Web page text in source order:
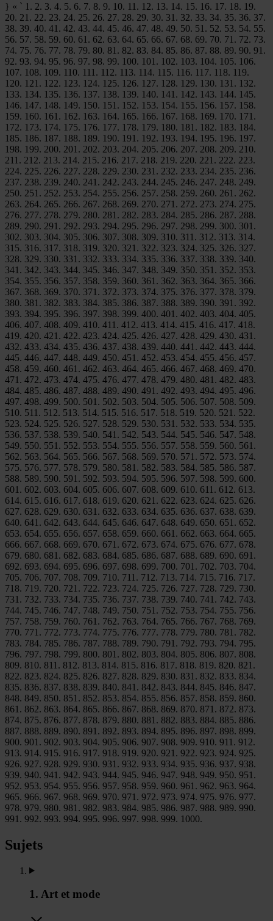
} « ` 1. 2. 3. 4. 5. 6. 7. 8. 9. 10. 11. 12. 13. 14. 15. 16. 17. 18. 19.
20. 21. 22. 23. 24. 25. 26. 27. 28. 29. 30. 31. 32. 33. 34. 35. 36. 37.
38. 39. 40. 41. 42. 43. 44. 45. 46. 47. 48. 49. 50. 51. 52. 53. 54. 55.
56. 57. 58. 59. 60. 61. 62. 63. 64. 65. 66. 67. 68. 69. 70. 71. 72. 73.
74. 75. 76. 77. 78. 79. 80. 81. 82. 83. 84. 85. 86. 87. 88. 89. 90. 91.
92. 93. 94. 95. 96. 97. 98. 99. 100. 101. 102. 103. 104. 105. 106.
107. 108. 109. 110. 111. 112. 113. 114. 115. 116. 117. 118. 119.
120. 121. 122. 123. 124. 125. 126. 127. 128. 129. 130. 131. 132.
133. 134. 135. 136. 137. 138. 139. 140. 141. 142. 143. 144. 145.
146. 147. 148. 149. 150. 151. 152. 153. 154. 155. 156. 157. 158.
159. 160. 161. 162. 163. 164. 165. 166. 167. 168. 169. 170. 171.
172. 173. 174. 175. 176. 177. 178. 179. 180. 181. 182. 183. 184.
185. 186. 187. 188. 189. 190. 191. 192. 193. 194. 195. 196. 197.
198. 199. 200. 201. 202. 203. 204. 205. 206. 207. 208. 209. 210.
211. 212. 213. 214. 215. 216. 217. 218. 219. 220. 221. 222. 223.
224. 225. 226. 227. 228. 229. 230. 231. 232. 233. 234. 235. 236.
237. 238. 239. 240. 241. 242. 243. 244. 245. 246. 247. 248. 249.
250. 251. 252. 253. 254. 255. 256. 257. 258. 259. 260. 261. 262.
263. 264. 265. 266. 267. 268. 269. 270. 271. 272. 273. 274. 275.
276. 277. 278. 279. 280. 281. 282. 283. 284. 285. 286. 287. 288.
289. 290. 291. 292. 293. 294. 295. 296. 297. 298. 299. 300. 301.
302. 303. 304. 305. 306. 307. 308. 309. 310. 311. 312. 313. 314.
315. 316. 317. 318. 319. 320. 321. 322. 323. 324. 325. 326. 327.
328. 329. 330. 331. 332. 333. 334. 335. 336. 337. 338. 339. 340.
341. 342. 343. 344. 345. 346. 347. 348. 349. 350. 351. 352. 353.
354. 355. 356. 357. 358. 359. 360. 361. 362. 363. 364. 365. 366.
367. 368. 369. 370. 371. 372. 373. 374. 375. 376. 377. 378. 379.
380. 381. 382. 383. 384. 385. 386. 387. 388. 389. 390. 391. 392.
393. 394. 395. 396. 397. 398. 399. 400. 401. 402. 403. 404. 405.
406. 407. 408. 409. 410. 411. 412. 413. 414. 415. 416. 417. 418.
419. 420. 421. 422. 423. 424. 425. 426. 427. 428. 429. 430. 431.
432. 433. 434. 435. 436. 437. 438. 439. 440. 441. 442. 443. 444.
445. 446. 447. 448. 449. 450. 451. 452. 453. 454. 455. 456. 457.
458. 459. 460. 461. 462. 463. 464. 465. 466. 467. 468. 469. 470.
471. 472. 473. 474. 475. 476. 477. 478. 479. 480. 481. 482. 483.
484. 485. 486. 487. 488. 489. 490. 491. 492. 493. 494. 495. 496.
497. 498. 499. 500. 501. 502. 503. 504. 505. 506. 507. 508. 509.
510. 511. 512. 513. 514. 515. 516. 517. 518. 519. 520. 521. 522.
523. 524. 525. 526. 527. 528. 529. 530. 531. 532. 533. 534. 535.
536. 537. 538. 539. 540. 541. 542. 543. 544. 545. 546. 547. 548.
549. 550. 551. 552. 553. 554. 555. 556. 557. 558. 559. 560. 561.
562. 563. 564. 565. 566. 567. 568. 569. 570. 571. 572. 573. 574.
575. 576. 577. 578. 579. 580. 581. 582. 583. 584. 585. 586. 587.
588. 589. 590. 591. 592. 593. 594. 595. 596. 597. 598. 599. 600.
601. 602. 603. 604. 605. 606. 607. 608. 609. 610. 611. 612. 613.
614. 615. 616. 617. 618. 619. 620. 621. 622. 623. 624. 625. 626.
627. 628. 629. 630. 631. 632. 633. 634. 635. 636. 637. 638. 639.
640. 641. 642. 643. 644. 645. 646. 647. 648. 649. 650. 651. 652.
653. 654. 655. 656. 657. 658. 659. 660. 661. 662. 663. 664. 665.
666. 667. 668. 669. 670. 671. 672. 673. 674. 675. 676. 677. 678.
679. 680. 681. 682. 683. 684. 685. 686. 687. 688. 689. 690. 691.
692. 693. 694. 695. 696. 697. 698. 699. 700. 701. 702. 703. 704.
705. 706. 707. 708. 709. 710. 711. 712. 713. 714. 715. 716. 717.
718. 719. 720. 721. 722. 723. 724. 725. 726. 727. 728. 729. 730.
731. 732. 733. 734. 735. 736. 737. 738. 739. 740. 741. 742. 743.
744. 745. 746. 747. 748. 749. 750. 751. 752. 753. 754. 755. 756.
757. 758. 759. 760. 761. 762. 763. 764. 765. 766. 767. 768. 769.
770. 771. 772. 773. 774. 775. 776. 777. 778. 779. 780. 781. 782.
783. 784. 785. 786. 787. 788. 789. 790. 791. 792. 793. 794. 795.
796. 797. 798. 799. 800. 801. 802. 803. 804. 805. 806. 807. 808.
809. 810. 811. 812. 813. 814. 815. 816. 817. 818. 819. 820. 821.
822. 823. 824. 825. 826. 827. 828. 829. 830. 831. 832. 833. 834.
835. 836. 837. 838. 839. 840. 841. 842. 843. 844. 845. 846. 847.
848. 849. 850. 851. 852. 853. 854. 855. 856. 857. 858. 859. 860.
861. 862. 863. 864. 865. 866. 867. 868. 869. 870. 871. 872. 873.
874. 875. 876. 877. 878. 879. 880. 881. 882. 883. 884. 885. 886.
887. 888. 889. 890. 891. 892. 893. 894. 895. 896. 897. 898. 899.
900. 901. 902. 903. 904. 905. 906. 907. 908. 909. 910. 911. 912.
913. 914. 915. 916. 917. 918. 919. 920. 921. 922. 923. 924. 925.
926. 927. 928. 929. 930. 931. 932. 933. 934. 935. 936. 937. 938.
939. 940. 941. 942. 943. 944. 945. 946. 947. 948. 949. 950. 951.
952. 953. 954. 955. 956. 957. 958. 959. 960. 961. 962. 963. 964.
965. 966. 967. 968. 969. 970. 971. 972. 973. 974. 975. 976. 977.
978. 979. 980. 981. 982. 983. 984. 985. 986. 987. 988. 989. 990.
991. 992. 993. 994. 995. 996. 997. 998. 999. 1000.
Sujets
1. Art et mode